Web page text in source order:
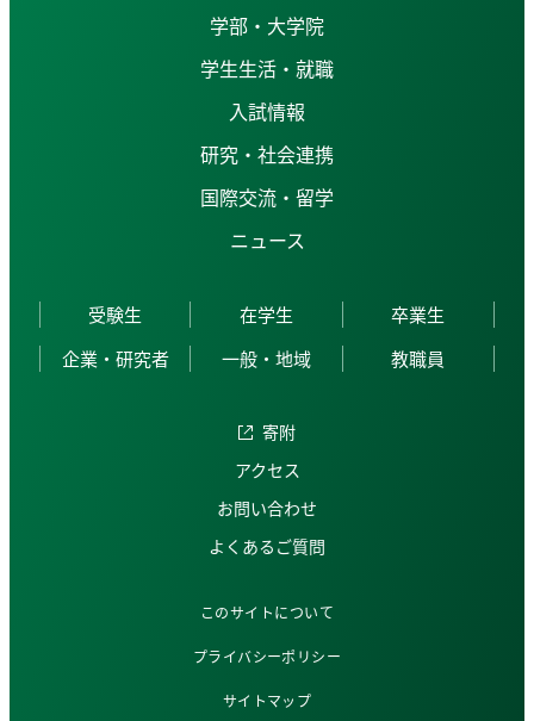
学部・大学院
学生生活・就職
入試情報
研究・社会連携
国際交流・留学
ニュース
受験生 在学生
卒業生
企業・研究者
一般・地域 教職員
寄附
アクセス
お問い合わせ
よくあるご質問
このサイトについて
プライバシーポリシー
サイトマップ